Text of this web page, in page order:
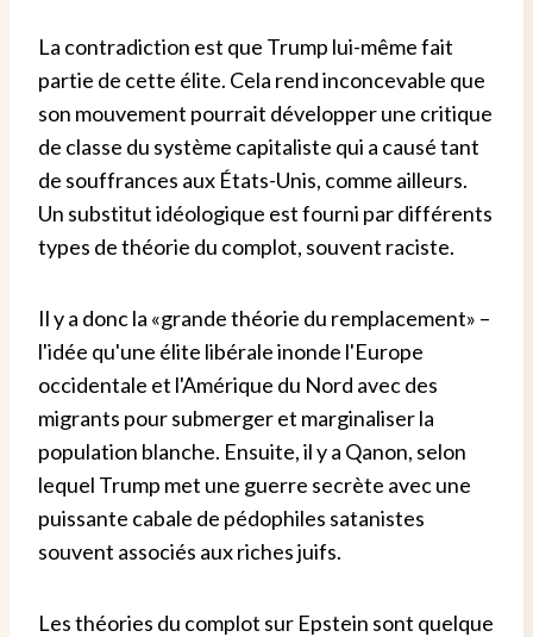
La contradiction est que Trump lui-même fait
partie de cette élite. Cela rend inconcevable que
son mouvement pourrait développer une critique
de classe du système capitaliste qui a causé tant
de souffrances aux États-Unis, comme ailleurs.
Un substitut idéologique est fourni par différents
types de théorie du complot, souvent raciste.
Il y a donc la «grande théorie du remplacement» –
l'idée qu'une élite libérale inonde l'Europe
occidentale et l'Amérique du Nord avec des
migrants pour submerger et marginaliser la
population blanche. Ensuite, il y a Qanon, selon
lequel Trump met une guerre secrète avec une
puissante cabale de pédophiles satanistes
souvent associés aux riches juifs.
Les théories du complot sur Epstein sont quelque